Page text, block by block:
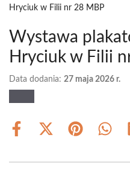
Hryciuk w Filii nr 28 MBP
Wystawa
Hryciuk w Filii
Data dodania: 27 maja 2026 r.
Share
Share
(Twitter)
Share Share